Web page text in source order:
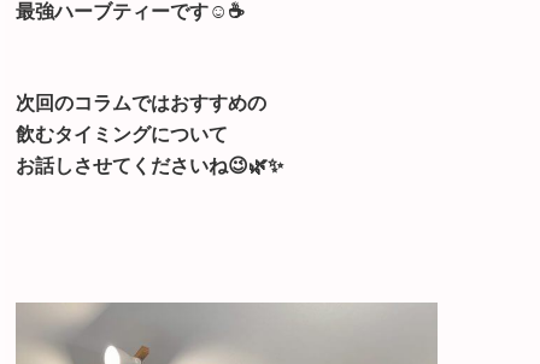
最強ハーブティーです☺️☕️
次回のコラムではおすすめの
飲むタイミングについて
お話しさせてくださいね😉🌿✨